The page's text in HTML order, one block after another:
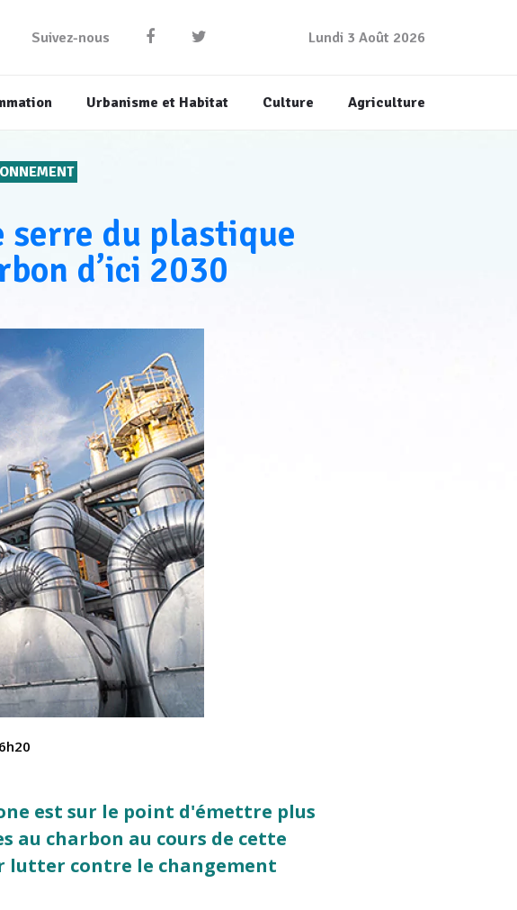
Suivez-nous Lundi 3 Août 2026
Urbanisme et Habitat Culture Agriculture
serre du plastique
d’ici 2030
est sur le point d'émettre plus
au charbon au cours de cette
lutter contre le changement